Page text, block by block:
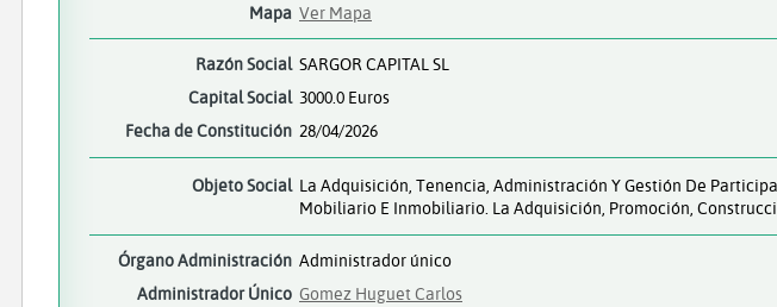
Mapa Ver Mapa
Razón Social SARGOR CAPITAL SL
Capital Social 3000.0 Euros
Fecha de Constitución 28/04/2026
Objeto Social La Adquisición, Tenencia, Administración Y Gestión De
Mobiliario E Inmobiliario. La Adquisición, Promoción,
Órgano Administración Administrador único
Administrador Único Gomez Huguet Carlos